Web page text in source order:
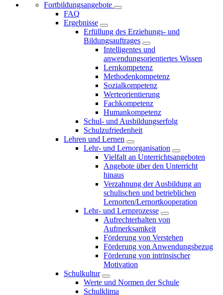
Fortbildungsangebote
FAQ
Ergebnisse
Erfüllung des Erziehungs- und
Bildungsauftrages
Intelligentes und
anwendungsorientiertes Wissen
Lernkompetenz
Methodenkompetenz
Sozialkompetenz
Werteorientierung
Fachkompetenz
Humankompetenz
Schul- und Ausbildungserfolg
Schulzufriedenheit
Lehren und Lernen
Lehr- und Lernorganisation
Vielfalt an Unterrichtsangeboten
Angebote über den Unterricht
hinaus
Verzahnung der Ausbildung an
schulischen und betrieblichen
Lernorten/Lernortkooperation
Lehr- und Lernprozesse
Aufrechterhalten von
Aufmerksamkeit
Förderung von Verstehen
Förderung von Anwendungsbezug
Förderung von intrinsischer
Motivation
Schulkultur
Werte und Normen der Schule
Schulklima